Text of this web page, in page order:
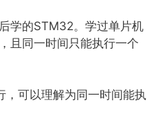
学的STM32。学过单片机
且同一时间只能执行一个
可以理解为同一时间能执